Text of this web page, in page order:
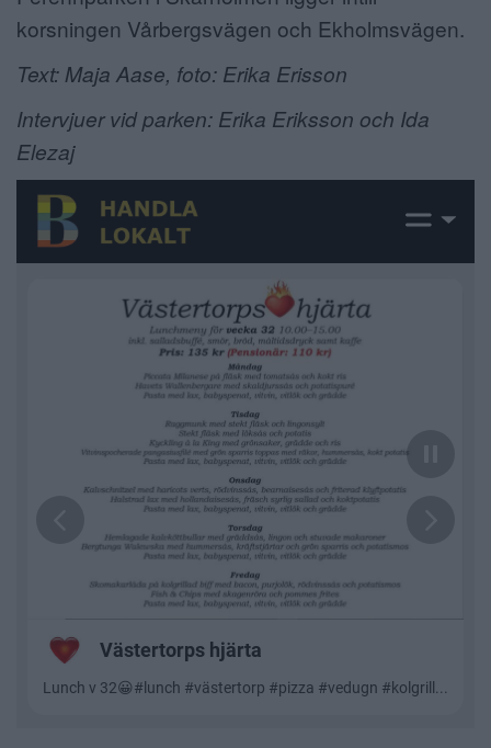
korsningen Vårbergsvägen och Ekholmsvägen.
Text: Maja Aase, foto: Erika Erisson
Intervjuer vid parken: Erika Eriksson och Ida
Elezaj